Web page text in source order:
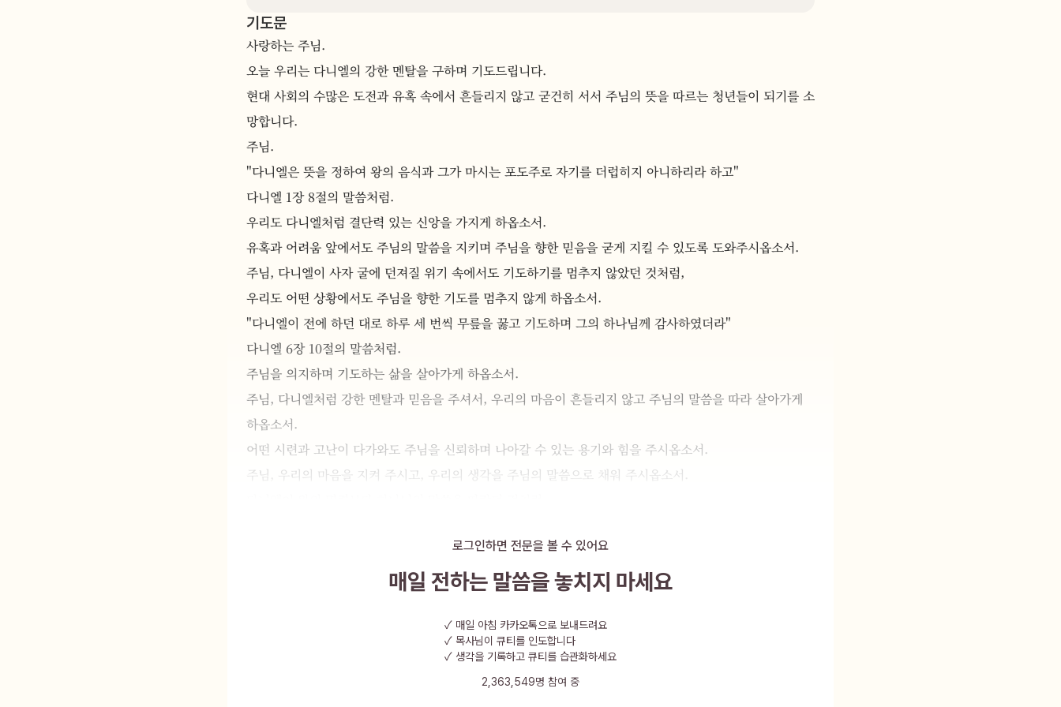
기도문
사랑하는 주님.
오늘 우리는 다니엘의 강한 멘탈을 구하며 기도드립니다.
현대 사회의 수많은 도전과 유혹 속에서 흔들리지 않고 굳건히 서서 주님의 뜻을 따르는 청년들이 되기를 소
망합니다.
주님.
"다니엘은 뜻을 정하여 왕의 음식과 그가 마시는 포도주로 자기를 더럽히지 아니하리라 하고"
다니엘 1장 8절의 말씀처럼.
우리도 다니엘처럼 결단력 있는 신앙을 가지게 하옵소서.
유혹과 어려움 앞에서도 주님의 말씀을 지키며 주님을 향한 믿음을 굳게 지킬 수 있도록 도와주시옵소서.
주님, 다니엘이 사자 굴에 던져질 위기 속에서도 기도하기를 멈추지 않았던 것처럼,
우리도 어떤 상황에서도 주님을 향한 기도를 멈추지 않게 하옵소서.
"다니엘이 전에 하던 대로 하루 세 번씩 무릎을 꿇고 기도하며 그의 하나님께 감사하였더라"
다니엘 6장 10절의 말씀처럼.
주님을 의지하며 기도하는 삶을 살아가게 하옵소서.
주님, 다니엘처럼 강한 멘탈과 믿음을 주셔서, 우리의 마음이 흔들리지 않고 주님의 말씀을 따라 살아가게
하옵소서.
어떤 시련과 고난이 다가와도 주님을 신뢰하며 나아갈 수 있는 용기와 힘을 주시옵소서.
주님, 우리의 마음을 지켜 주시고, 우리의 생각을 주님의 말씀으로 채워 주시옵소서.
주님, 강한 멘탈을 가지고 주님의 일을 감당할 때, 다니엘처럼 주님의 영광을 드러내는 삶을 살게 하옵소서.
우리의 삶을 통해 주님의 놀라운 일을 경험하게 하시고, 주님의 이름이 높여지게 하옵소서.
우리의 기도를 들어주시고, 우리에게 힘과 용기를 더하여 주시옵소서.
이 모든 말씀 우리 주 예수 그리스도의 이름으로 기도드립니다.
로그인하면 전문을 볼 수 있어요
매일 전하는 말씀을놓치지 마세요
✓ 매일 아침 카카오톡으로 보내드려요
✓ 목사님이 큐티를 인도합니다
✓ 생각을 기록하고 큐티를 습관화하세요
2,363,549명 참여 중